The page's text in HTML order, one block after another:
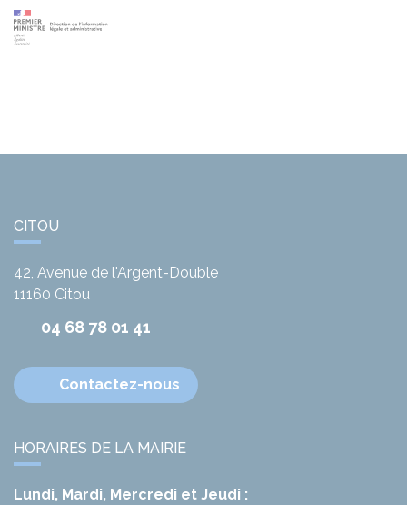
CITOU
42, Avenue de l'Argent-Double
11160 Citou
04 68 78 01 41
Contactez-nous
HORAIRES DE LA MAIRIE
Lundi, Mardi, Mercredi et Jeudi :